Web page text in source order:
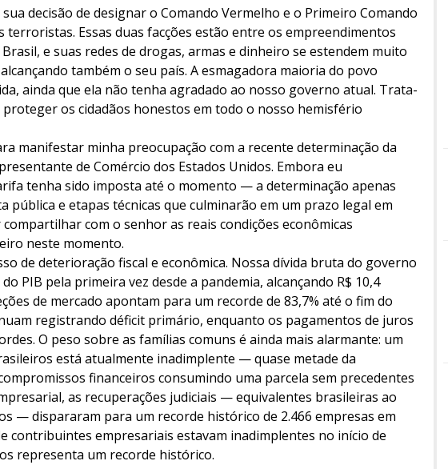
decisão de designar o Comando Vermelho e o Primeiro Comando
terroristas. Essas duas facções estão entre os empreendimentos
e suas redes de drogas, armas e dinheiro se estendem muito
também o seu país. A esmagadora maioria do povo
ainda que ela não tenha agradado ao nosso governo atual. Trata-
proteger os cidadãos honestos em todo o nosso hemisfério
manifestar minha preocupação com a recente determinação da
de Comércio dos Estados Unidos. Embora eu
tenha sido imposta até o momento — a determinação apenas
pública e etapas técnicas que culminarão em um prazo legal em
com o senhor as reais condições econômicas
neste momento.
de deterioração fiscal e econômica. Nossa dívida bruta do governo
PIB pela primeira vez desde a pandemia, alcançando R$ 10,4
de mercado apontam para um recorde de 83,7% até o fim do
registrando déficit primário, enquanto os pagamentos de juros
O peso sobre as famílias comuns é ainda mais alarmante: um
está atualmente inadimplente — quase metade da
financeiros consumindo uma parcela sem precedentes
as recuperações judiciais — equivalentes brasileiras ao
— dispararam para um recorde histórico de 2.466 empresas em
contribuintes empresariais estavam inadimplentes no início de
representa um recorde histórico.